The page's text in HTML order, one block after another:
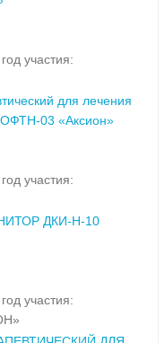
участия:
для лечения
03 «Аксион»
участия:
ДКИ-Н-10
участия: